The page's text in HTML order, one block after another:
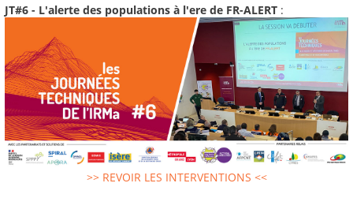
JT#6 - L'alerte des populations à l'ere de FR-ALERT :
>> REVOIR LES INTERVENTIONS <<